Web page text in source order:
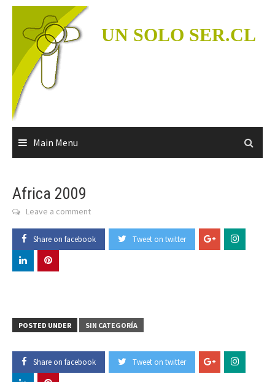
Skip
content
UN SOLO SER.CL
Main Menu
Africa 2009
Leave a comment
Share on facebook Tweet on twitter
POSTED UNDER SIN CATEGORÍA
Share on facebook Tweet on twitter